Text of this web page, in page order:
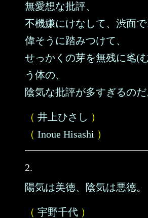
無愛想な批評、
不機嫌にけなして、渋面で
偉そうに踏みつけて、
せっかくの芽を無残に毟(
う体の、
陰気な批評が多すぎるのだ
（ 井上ひさし ）
（ Inoue Hisashi ）
2.
陽気は美徳、陰気は悪徳。
（ 宇野千代 ）